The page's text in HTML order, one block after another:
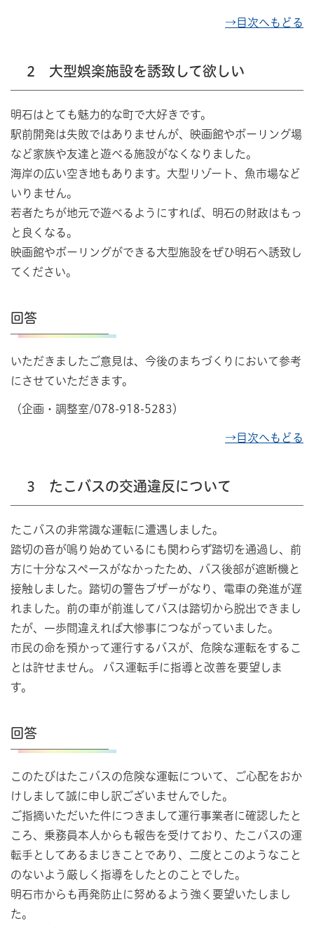
→目次へもどる
2 大型娯楽施設を誘致して欲しい
明石はとても魅力的な町で大好きです。
駅前開発は失敗ではありませんが、映画館やボーリング場
など家族や友達と遊べる施設がなくなりました。
海岸の広い空き地もあります。大型リゾート、魚市場など
いりません。
若者たちが地元で遊べるようにすれば、明石の財政はもっ
と良くなる。
映画館やボーリングができる大型施設をぜひ明石へ誘致し
てください。
回答
いただきましたご意見は、今後のまちづくりにおいて参考
にさせていただきます。
（企画・調整室/078-918-5283）
→目次へもどる
3 たこバスの交通違反について
たこバスの非常識な運転に遭遇しました。
踏切の音が鳴り始めているにも関わらず踏切を通過し、前
方に十分なスペースがなかったため、バス後部が遮断機と
接触しました。踏切の警告ブザーがなり、電車の発進が遅
れました。前の車が前進してバスは踏切から脱出できまし
たが、一歩間違えれば大惨事につながっていました。
市民の命を預かって運行するバスが、危険な運転をするこ
とは許せません。 バス運転手に指導と改善を要望しま
す。
回答
このたびはたこバスの危険な運転について、ご心配をおか
けしまして誠に申し訳ございませんでした。
ご指摘いただいた件につきまして運行事業者に確認したと
ころ、乗務員本人からも報告を受けており、たこバスの運
転手としてあるまじきことであり、二度とこのようなこと
のないよう厳しく指導をしたとのことでした。
明石市からも再発防止に努めるよう強く要望いたしまし
た。